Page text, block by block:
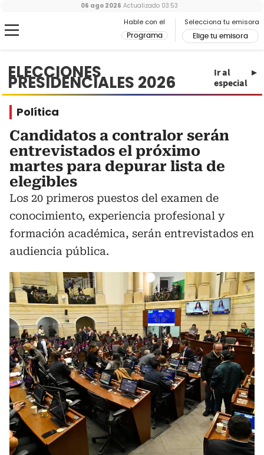
Hable con el
Programa
Selecciona tu emisora
Elige tu emisora
06 ago 2026 Actualizado 03:53
ELECCIONES
PRESIDENCIALES 2026
Ir al
especial
Política
Candidatos a contralor serán
entrevistados el próximo
martes para depurar lista de
elegibles
Los 20 primeros puestos del examen de
conocimiento, experiencia profesional y
formación académica, serán entrevistados en
audiencia pública.